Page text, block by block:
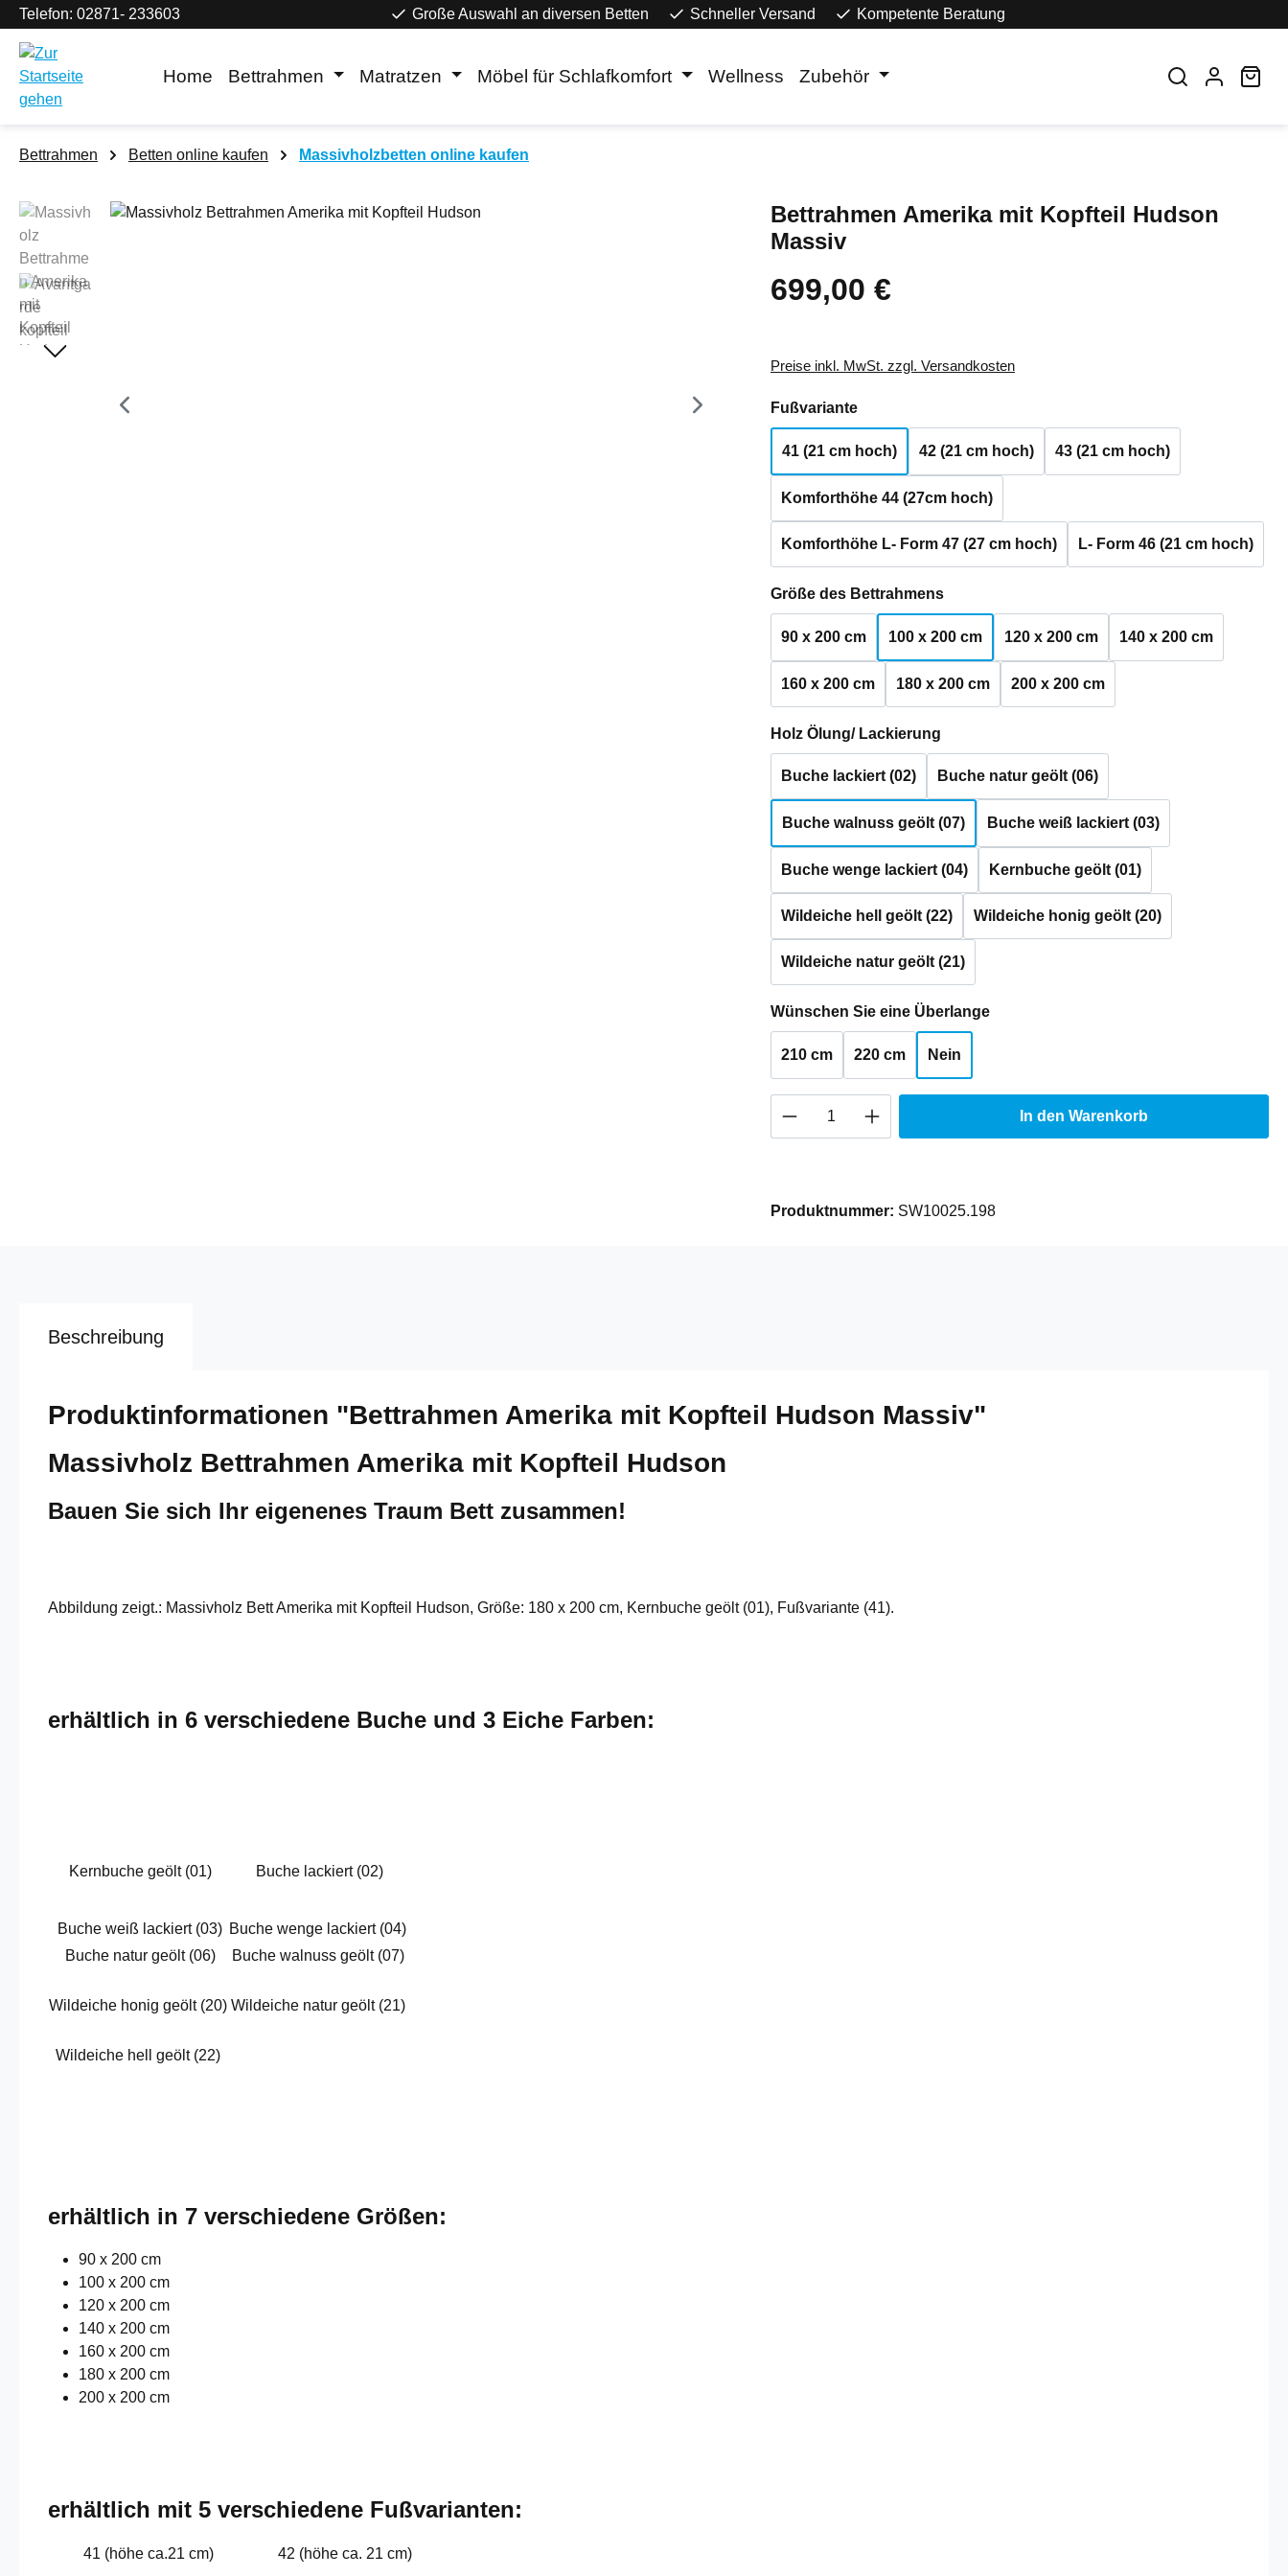
Hauptinhalt springen
Zur Suche springen
Zur Hauptnavigation springen
Telefon: 02871- 233603 Große Auswahl an diversen Betten Schneller Versand Kompetente Beratung
Home Bettrahmen Matratzen Möbel für Schlafkomfort Wellness Zubehör
Bettrahmen Betten online kaufen Massivholzbetten online kaufen
Bildergalerie überspringen
Bettrahmen Amerika mit Kopfteil Hudson
Massiv
Regulärer Preis:
699,00 €
Preise inkl. MwSt. zzgl. Versandkosten
Fußvarianteauswählen
41 (21 cm hoch) 42 (21 cm hoch) 43 (21 cm hoch)
Komforthöhe 44 (27cm hoch)
Komforthöhe L- Form 47 (27 cm hoch) L- Form 46 (21 cm hoch)
Größe des Bettrahmensauswählen
90 x 200 cm 100 x 200 cm 120 x 200 cm 140 x 200 cm
160 x 200 cm 180 x 200 cm 200 x 200 cm
Holz Ölung/ Lackierung
Buche lackiert (02) Buche natur geölt (06)
Buche walnuss geölt (07) Buche weiß lackiert (03)
Buche wenge lackiert (04) Kernbuche geölt (01)
Wildeiche hell geölt (22) Wildeiche honig geölt (20)
Wildeiche natur geölt (21)
Wünschen Sie eine Überlangeauswählen
210 cm 220 cm Nein
Produkt Anzahl: Gib den gewünschten Wert ein
In den Warenkorb
Produktnummer: SW10025.198
Beschreibung
Produktinformationen "Bettrahmen Amerika mit Kopfteil Hudson Massiv"
Massivholz Bettrahmen Amerika mit Kopfteil Hudson
Bauen Sie sich Ihr eigenenes Traum Bett zusammen!
Abbildung zeigt.: Massivholz Bett Amerika mit Kopfteil Hudson, Größe: 180 x 200 cm, Kernbuche geölt (01), Fußvariante (41).
erhältlich in 6 verschiedene Buche und 3 Eiche Farben:
Kernbuche geölt (01) Buche lackiert (02)
Buche weiß lackiert (03) Buche wenge lackiert (04)
Buche natur geölt (06)
Buche walnuss geölt (07)
Wildeiche honig geölt (20) Wildeiche natur geölt (21)
Wildeiche hell geölt (22)
erhältlich in 7 verschiedene Größen:
90 x 200 cm
100 x 200 cm
120 x 200 cm
140 x 200 cm
160 x 200 cm
180 x 200 cm
200 x 200 cm
erhältlich mit 5 verschiedene Fußvarianten:
41 (höhe ca.21 cm) 42 (höhe ca. 21 cm)